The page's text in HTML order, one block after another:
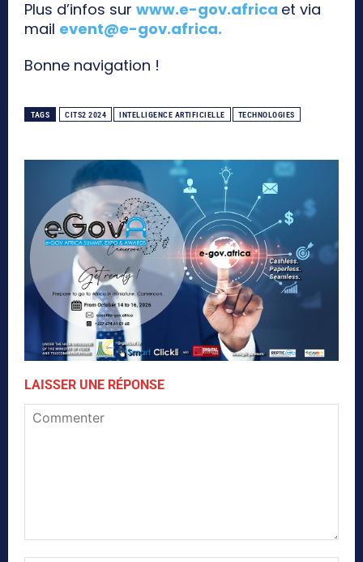
Plus d’infos sur www.e-gov.africa et via
mail event@e-gov.africa.
Bonne navigation !
TAGS CITS2 2024 INTELLIGENCE ARTIFICIELLE TECHNOLOGIES
LAISSER UNE RÉPONSE